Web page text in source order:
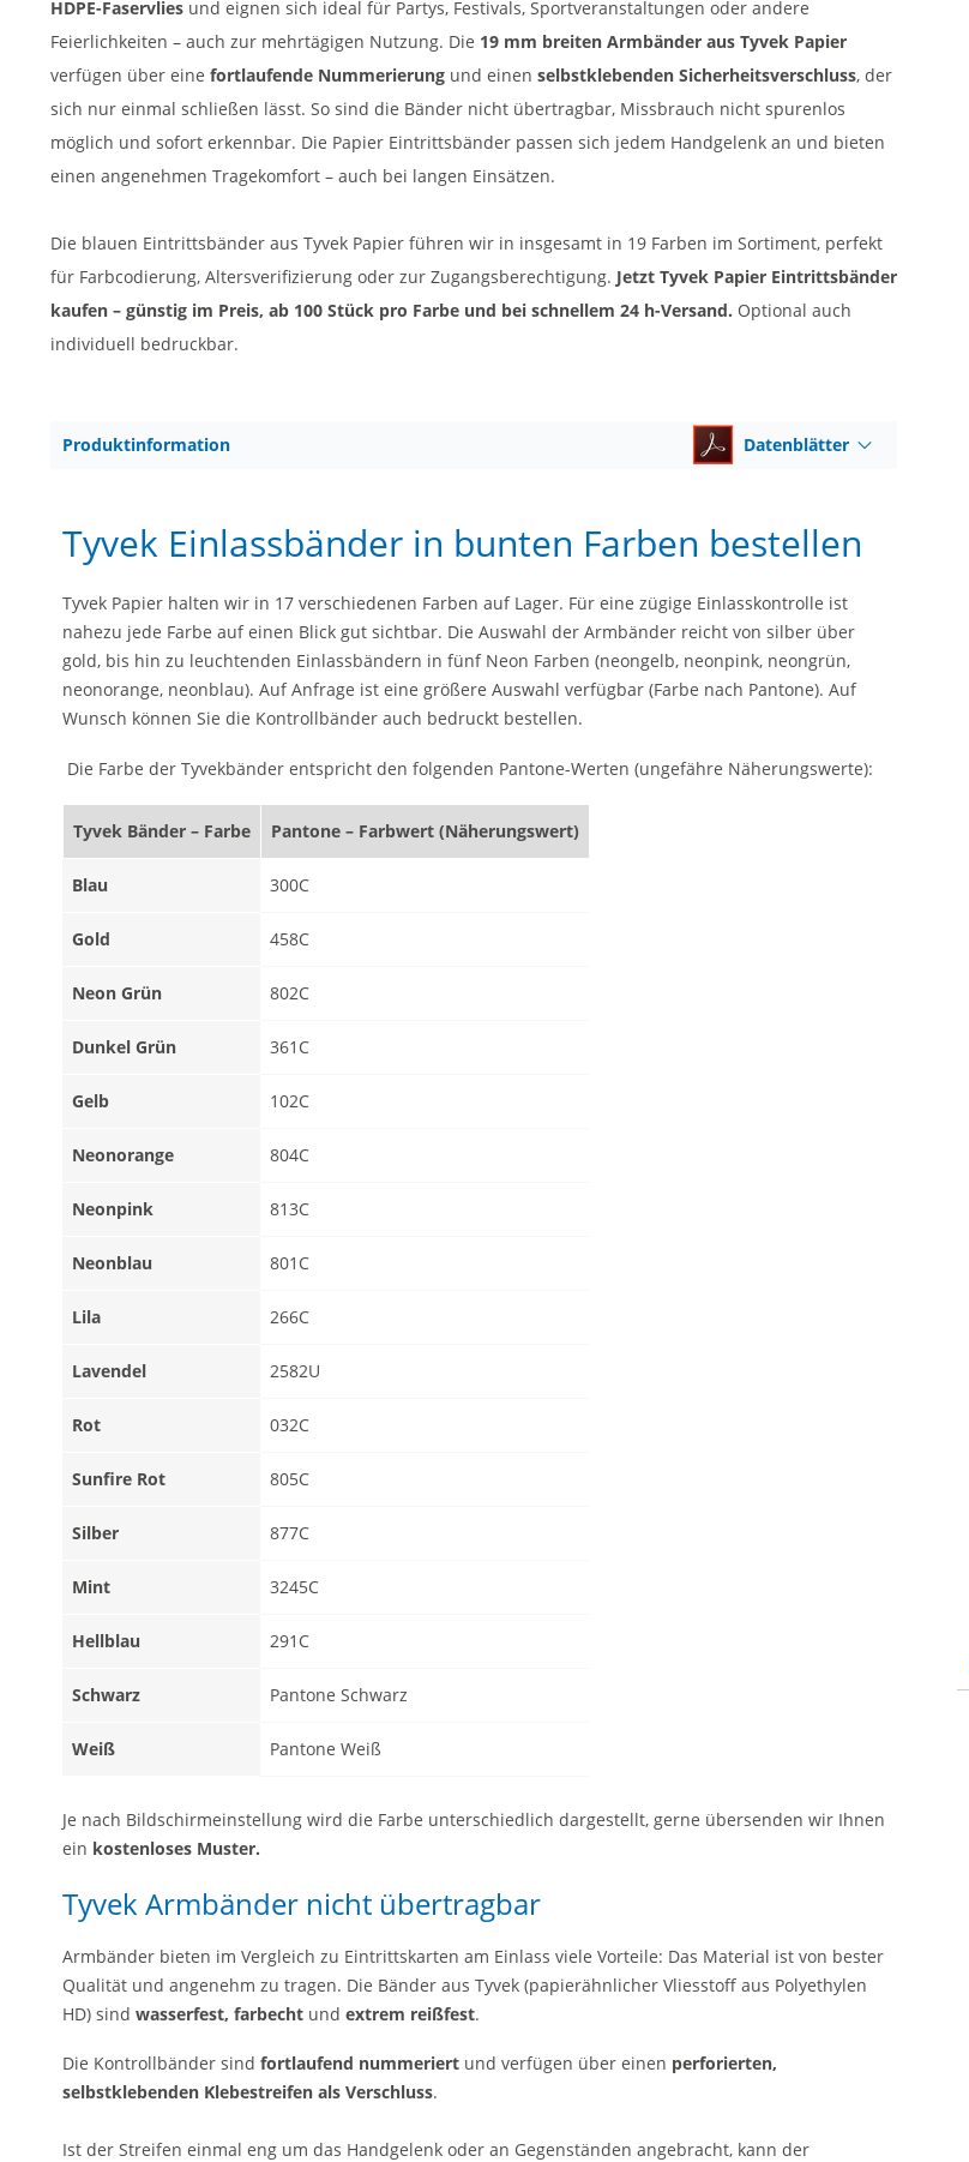
HDPE-Faservlies und eignen sich ideal für Partys, Festivals, Sportveranstaltungen oder andere
Feierlichkeiten – auch zur mehrtägigen Nutzung. Die 19 mm breiten Armbänder aus Tyvek Papier
verfügen über eine fortlaufende Nummerierung und einen selbstklebenden Sicherheitsverschluss, der
sich nur einmal schließen lässt. So sind die Bänder nicht übertragbar, Missbrauch nicht spurenlos
möglich und sofort erkennbar. Die Papier Eintrittsbänder passen sich jedem Handgelenk an und bieten
einen angenehmen Tragekomfort – auch bei langen Einsätzen.
Die blauen Eintrittsbänder aus Tyvek Papier führen wir in insgesamt in 19 Farben im Sortiment, perfekt
für Farbcodierung, Altersverifizierung oder zur Zugangsberechtigung. Jetzt Tyvek Papier Eintrittsbänder
kaufen – günstig im Preis, ab 100 Stück pro Farbe und bei schnellem 24 h-Versand. Optional auch
individuell bedruckbar.
Produktinformation Datenblätter
Tyvek Einlassbänder in bunten Farben bestellen
Tyvek Papier halten wir in 17 verschiedenen Farben auf Lager. Für eine zügige Einlasskontrolle ist
nahezu jede Farbe auf einen Blick gut sichtbar. Die Auswahl der Armbänder reicht von silber über
gold, bis hin zu leuchtenden Einlassbändern in fünf Neon Farben (neongelb, neonpink, neongrün,
neonorange, neonblau). Auf Anfrage ist eine größere Auswahl verfügbar (Farbe nach Pantone). Auf
Wunsch können Sie die Kontrollbänder auch bedruckt bestellen.
Die Farbe der Tyvekbänder entspricht den folgenden Pantone-Werten (ungefähre Näherungswerte):
Tyvek Bänder – Farbe Pantone – Farbwert (Näherungswert)
Blau 300C
Gold 458C
Neon Grün 802C
Dunkel Grün 361C
Gelb 102C
Neonorange 804C
Neonpink 813C
Neonblau 801C
Lila 266C
Lavendel 2582U
Rot 032C
Sunfire Rot 805C
Silber 877C
Mint 3245C
Hellblau 291C
Schwarz Pantone Schwarz
Weiß Pantone Weiß
Je nach Bildschirmeinstellung wird die Farbe unterschiedlich dargestellt, gerne übersenden wir Ihnen
ein kostenloses Muster.
Tyvek Armbänder nicht übertragbar
Armbänder bieten im Vergleich zu Eintrittskarten am Einlass viele Vorteile: Das Material ist von bester
Qualität und angenehm zu tragen. Die Bänder aus Tyvek (papierähnlicher Vliesstoff aus Polyethylen
HD) sind wasserfest, farbecht und extrem reißfest.
Die Kontrollbänder sind fortlaufend nummeriert und verfügen über einen perforierten,
selbstklebenden Klebestreifen als Verschluss.
Ist der Streifen einmal eng um das Handgelenk oder an Gegenständen angebracht, kann der